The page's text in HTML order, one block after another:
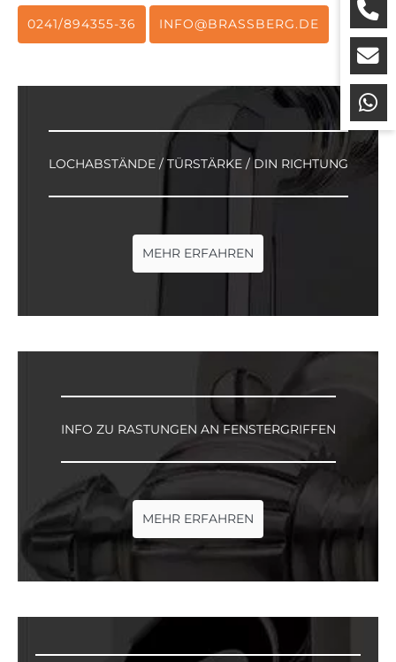
0241/894355-36 INFO@BRASSBERG.DE
LOCHABSTÄNDE / TÜRSTÄRKE / DIN RICHTUNG
MEHR ERFAHREN
INFO ZU RASTUNGEN AN FENSTERGRIFFEN
MEHR ERFAHREN